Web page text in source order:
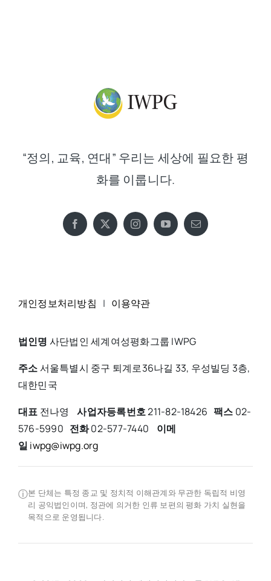
“정의, 교육, 연대” 우리는 세상에 필요한 평
화를 이룹니다.
개인정보처리방침 | 이용약관
법인명 사단법인 세계여성평화그룹 IWPG
주소서울특별시 중구 퇴계로36나길 33, 우성빌딩 3층,
대한민국
대표 전나영사업자등록번호211-82-18426 팩스 02-
576-5990 전화02-577-7440 이메
일 iwpg@iwpg.org
ⓘ본 단체는 특정 종교 및 정치적 이해관계와 무관한 독립적 비영
리 공익법인이며, 정관에 의거한 인류 보편의 평화 가치 실현을
목적으로 운영됩니다.